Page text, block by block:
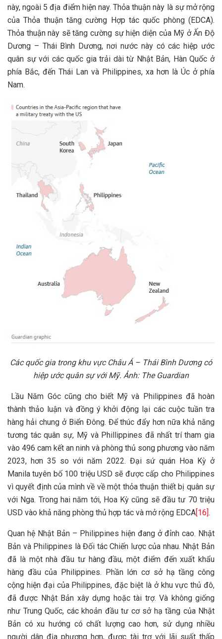
này, ngoài 5 địa điểm hiện nay. Thỏa thuận này là sự mở rộng
của Thỏa thuận tăng cường Hợp tác quốc phòng (EDCA).
Thỏa thuận này sẽ tăng cường sự hiện diện của Mỹ ở Ấn Độ
Dương – Thái Bình Dương, nơi nước này có các hiệp ước
quân sự với các quốc gia trải dài từ Nhật Bản, Hàn Quốc ở
phía Bắc, đến Thái Lan và Philippines, xa hơn là Úc ở phía
Nam.
Các quốc gia trong khu vực Châu Á – Thái Bình Dương có
hiệp ước quân sự với Mỹ. Ảnh: The Guardian
Lầu Năm Góc cũng cho biết Mỹ và Philippines đã hoàn
thành thảo luận và đồng ý khởi động lại các cuộc tuần tra
hàng hải chung ở Biển Đông. Để thúc đẩy hơn nữa khả năng
tương tác quân sự, Mỹ và Phillippines đã nhất trí tham gia
vào 496 cam kết an ninh và phòng thủ song phương vào năm
2023, hơn 35 so với năm 2022. Đại sứ quán Hoa Kỳ ở
Manila tuyên bố 100 triệu USD sẽ được cấp cho Philippines
vì ​​quyết định của mình về về một thỏa thuận thiết bị quân sự
với Nga. Trong hai năm tới, Hoa Kỳ cũng sẽ đầu tư 70 triệu
USD vào khả năng phòng thủ hợp tác và mở rộng EDCA[16].
Quan hệ Nhật Bản – Philippines hiện đang ở đỉnh cao. Nhật
Bản và Philippines là Đối tác Chiến lược của nhau. Nhật Bản
đã là một nhà đầu tư hàng đầu, một điểm đến xuất khẩu
hàng đầu của Philippines. Phần lớn cơ sở hạ tầng công
cộng hiện đại của Philippines, đặc biệt là ở khu vực thủ đô,
đã được Nhật Bản xây dựng hoặc tài trợ. Và không giống
như Trung Quốc, các khoản đầu tư cơ sở hạ tầng của Nhật
Bản có xu hướng có chất lượng cao hơn, sử dụng nhiều
người dân địa phương hơn, được tài trợ với lãi suất thấp